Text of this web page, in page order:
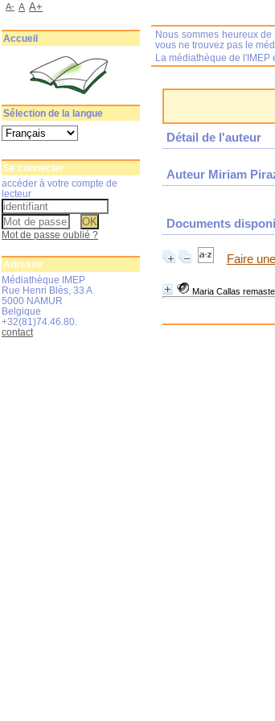
Détail de l'auteur
Auteur Miriam
Documents
Faire
Maria Callas
Nous sommes heureux
vous ne trouvez pas le
La médiathèque de l'IMEP
A- A A+
Accueil
Sélection de la langue
Se connecter
accéder à votre compte de
lecteur
Mot de passe oublié ?
Adresse
Médiathèque IMEP
Rue Henri Blès, 33 A
5000 NAMUR
Belgique
+32(81)74.46.80.
contact